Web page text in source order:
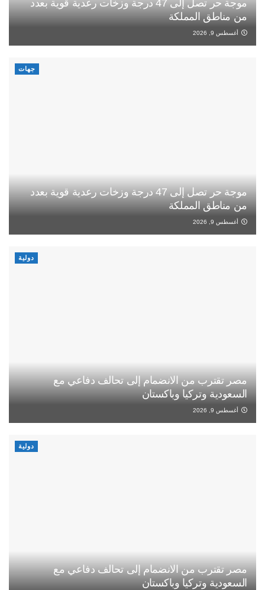
موجة حر تصل إلى 47 درجة وزخات رعدية قوية بعدد
من مناطق المملكة
أغسطس 9, 2026
جهات
موجة حر تصل إلى 47 درجة وزخات رعدية قوية بعدد
من مناطق المملكة
أغسطس 9, 2026
دولية
مصر تقترب من الانضمام إلى تحالف دفاعي مع
السعودية وتركيا وباكستان
أغسطس 9, 2026
دولية
مصر تقترب من الانضمام إلى تحالف دفاعي مع
السعودية وتركيا وباكستان